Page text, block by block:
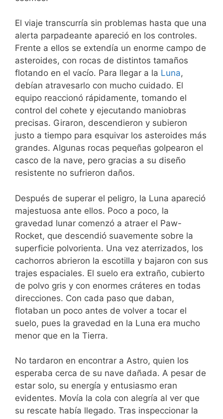
El viaje transcurría sin problemas hasta que una
alerta parpadeante apareció en los controles.
Frente a ellos se extendía un enorme campo de
asteroides, con rocas de distintos tamaños
flotando en el vacío. Para llegar a la Luna,
debían atravesarlo con mucho cuidado. El
equipo reaccionó rápidamente, tomando el
control del cohete y ejecutando maniobras
precisas. Giraron, descendieron y subieron
justo a tiempo para esquivar los asteroides más
grandes. Algunas rocas pequeñas golpearon el
casco de la nave, pero gracias a su diseño
resistente no sufrieron daños.
Después de superar el peligro, la Luna apareció
majestuosa ante ellos. Poco a poco, la
gravedad lunar comenzó a atraer el Paw-
Rocket, que descendió suavemente sobre la
superficie polvorienta. Una vez aterrizados, los
cachorros abrieron la escotilla y bajaron con sus
trajes espaciales. El suelo era extraño, cubierto
de polvo gris y con enormes cráteres en todas
direcciones. Con cada paso que daban,
flotaban un poco antes de volver a tocar el
suelo, pues la gravedad en la Luna era mucho
menor que en la Tierra.
No tardaron en encontrar a Astro, quien los
esperaba cerca de su nave dañada. A pesar de
estar solo, su energía y entusiasmo eran
evidentes. Movía la cola con alegría al ver que
su rescate había llegado. Tras inspeccionar la